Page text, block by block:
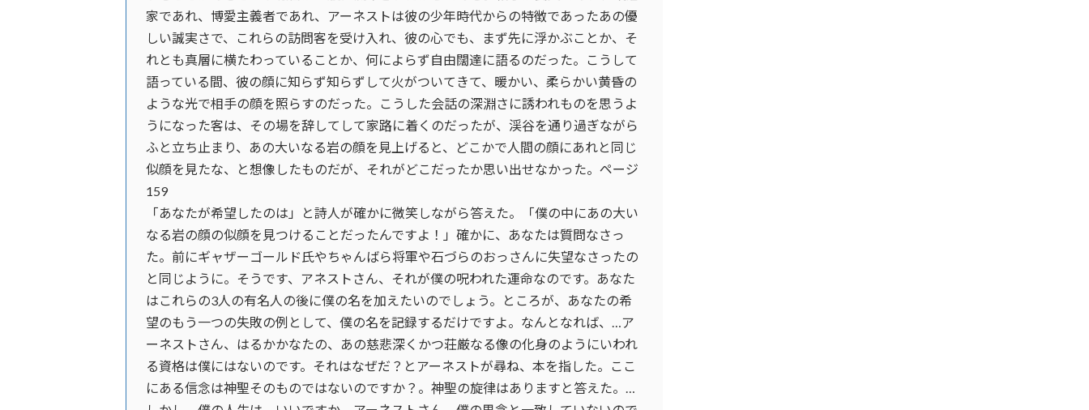
家であれ、博愛主義者であれ、アーネストは彼の少年時代からの特徴であったあの優
しい誠実さで、これらの訪問客を受け入れ、彼の心でも、まず先に浮かぶことか、そ
れとも真層に横たわっていることか、何によらず自由闊達に語るのだった。こうして
語っている間、彼の顔に知らず知らずして火がついてきて、暖かい、柔らかい黄昏の
ような光で相手の顔を照らすのだった。こうした会話の深淵さに誘われものを思うよ
うになった客は、その場を辞してして家路に着くのだったが、渓谷を通り過ぎながら
ふと立ち止まり、あの大いなる岩の顔を見上げると、どこかで人間の顔にあれと同じ
似顔を見たな、と想像したものだが、それがどこだったか思い出せなかった。ページ
159
「あなたが希望したのは」と詩人が確かに微笑しながら答えた。「僕の中にあの大い
なる岩の顔の似顔を見つけることだったんですよ！」確かに、あなたは質問なさっ
た。前にギャザーゴールド氏やちゃんばら将軍や石づらのおっさんに失望なさったの
と同じように。そうです、アネストさん、それが僕の呪われた運命なのです。あなた
はこれらの3人の有名人の後に僕の名を加えたいのでしょう。ところが、あなたの希
望のもう一つの失敗の例として、僕の名を記録するだけですよ。なんとなれば、…ア
ーネストさん、はるかかなたの、あの慈悲深くかつ荘厳なる像の化身のようにいわれ
る資格は僕にはないのです。それはなぜだ？とアーネストが尋ね、本を指した。ここ
にある信念は神聖そのものではないのですか？。神聖の旋律はありますと答えた。…